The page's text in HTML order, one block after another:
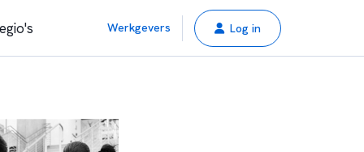
Werkgevers Log in